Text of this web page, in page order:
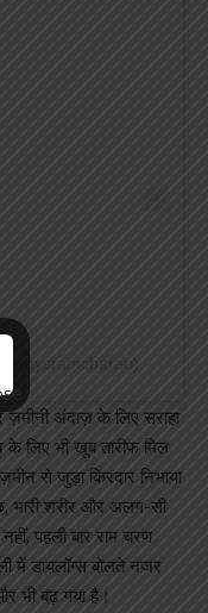
अंदाज़ के लिए सराहा
के लिए भी खूब तारीफ मिल
से जुड़ा किरदार निभाया
भारी शरीर और अलग-सी
पहली बार राम चरण
में डायलॉग्स बोलते नजर
भी बढ़ गया है।